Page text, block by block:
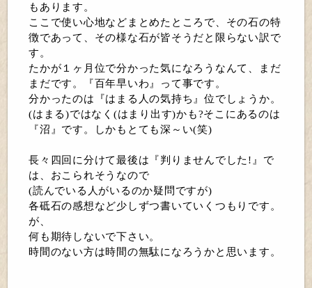
もあります。
ここで使い心地などまとめたところで、その石の特
徴であって、その様な石が皆そうだと限らない訳で
す。
たかが１ヶ月位で分かった気になろうなんて、まだ
まだです。『百年早いわ』って事です。
分かったのは『はまる人の気持ち』位でしょうか。
(はまる)ではなく(はまり出す)かも?そこにあるのは
『沼』です。しかもとても深～い(笑)
長々四回に分けて最後は『判りませんでした!』で
は、おこられそうなので
(読んでいる人がいるのか疑問ですが)
各砥石の感想など少しずつ書いていくつもりです。
が、
何も期待しないで下さい。
時間のない方は時間の無駄になろうかと思います。